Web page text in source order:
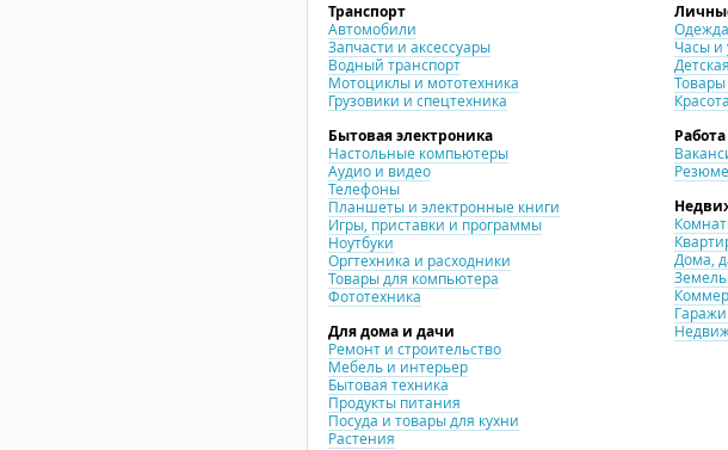
Транспорт
Автомобили
Запчасти и аксессуары
Водный транспорт
Мотоциклы и мототехника
Грузовики и спецтехника
Бытовая электроника
Настольные компьютеры
Аудио и видео
Телефоны
Планшеты и электронные книги
Игры, приставки и программы
Ноутбуки
Оргтехника и расходники
Товары для компьютера
Фототехника
Для дома и дачи
Ремонт и строительство
Мебель и интерьер
Бытовая техника
Продукты питания
Посуда и товары для кухни
Растения
Часы и
Работа
Резюме
Дома,